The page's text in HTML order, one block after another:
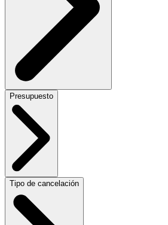
Presupuesto
Tipo de cancelación